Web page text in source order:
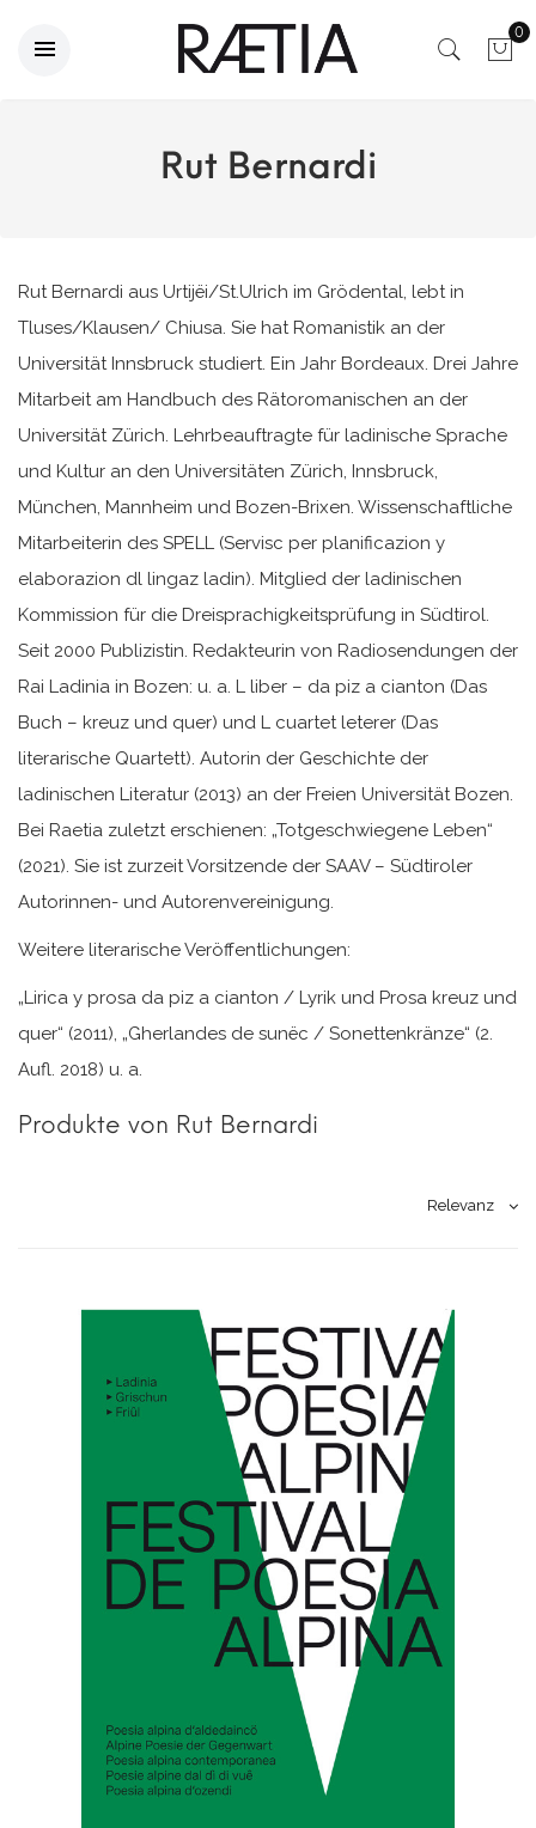
0
Rut Bernardi
Rut Bernardi aus Urtijëi/St.Ulrich im Grödental, lebt in
Tluses/Klausen/ Chiusa. Sie hat Romanistik an der
Universität Innsbruck studiert. Ein Jahr Bordeaux. Drei Jahre
Mitarbeit am Handbuch des Rätoromanischen an der
Universität Zürich. Lehrbeauftragte für ladinische Sprache
und Kultur an den Universitäten Zürich, Innsbruck,
München, Mannheim und Bozen-Brixen. Wissenschaftliche
Mitarbeiterin des SPELL (Servisc per planificazion y
elaborazion dl lingaz ladin). Mitglied der ladinischen
Kommission für die Dreisprachigkeitsprüfung in Südtirol.
Seit 2000 Publizistin. Redakteurin von Radiosendungen der
Rai Ladinia in Bozen: u. a. L liber – da piz a cianton (Das
Buch – kreuz und quer) und L cuartet leterer (Das
literarische Quartett). Autorin der Geschichte der
ladinischen Literatur (2013) an der Freien Universität Bozen.
Bei Raetia zuletzt erschienen: „Totgeschwiegene Leben“
(2021). Sie ist zurzeit Vorsitzende der SAAV – Südtiroler
Autorinnen- und Autorenvereinigung.
Weitere literarische Veröffentlichungen:
„Lirica y prosa da piz a cianton / Lyrik und Prosa kreuz und
quer“ (2011), „Gherlandes de sunëc / Sonettenkränze“ (2.
Aufl. 2018) u. a.
Produkte von Rut Bernardi
Relevanz